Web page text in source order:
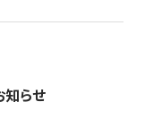
知らせ